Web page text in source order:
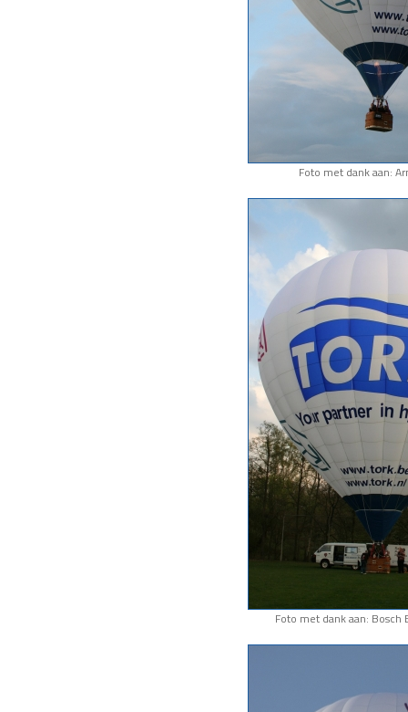
Foto met dank aan:
Foto met dank aan: Bosch